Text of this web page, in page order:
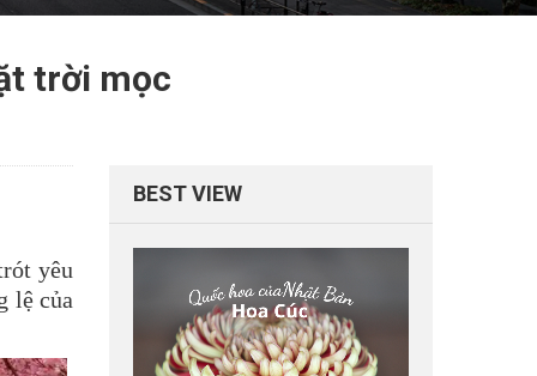
trời mọc
yêu
lệ của
BEST VIEW